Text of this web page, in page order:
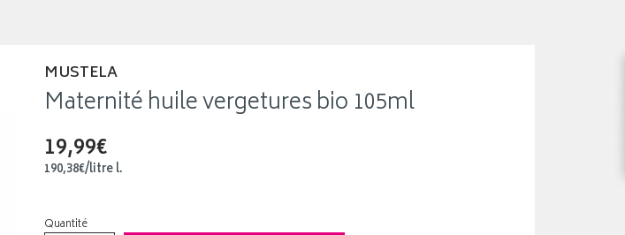
MUSTELA
Maternité huile vergetures bio 105ml
19,99€
190,38€/litrel.
Quantité